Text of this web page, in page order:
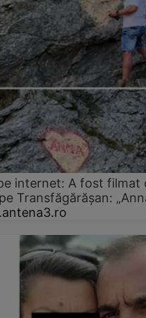
internet: A fost filmat
Transfăgărășan: